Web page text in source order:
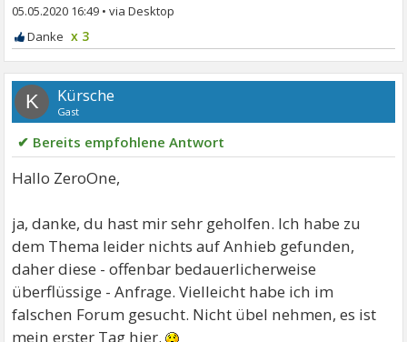
05.05.2020 16:49 •
x 3
K Kürsche
Gast
✔ Bereits empfohlene Antwort
Hallo ZeroOne,
ja, danke, du hast mir sehr geholfen. Ich habe zu
dem Thema leider nichts auf Anhieb gefunden,
daher diese - offenbar bedauerlicherweise
überflüssige - Anfrage. Vielleicht habe ich im
falschen Forum gesucht. Nicht übel nehmen, es ist
mein erster Tag hier.